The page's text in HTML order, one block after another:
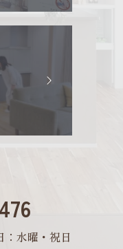
水曜・祝日